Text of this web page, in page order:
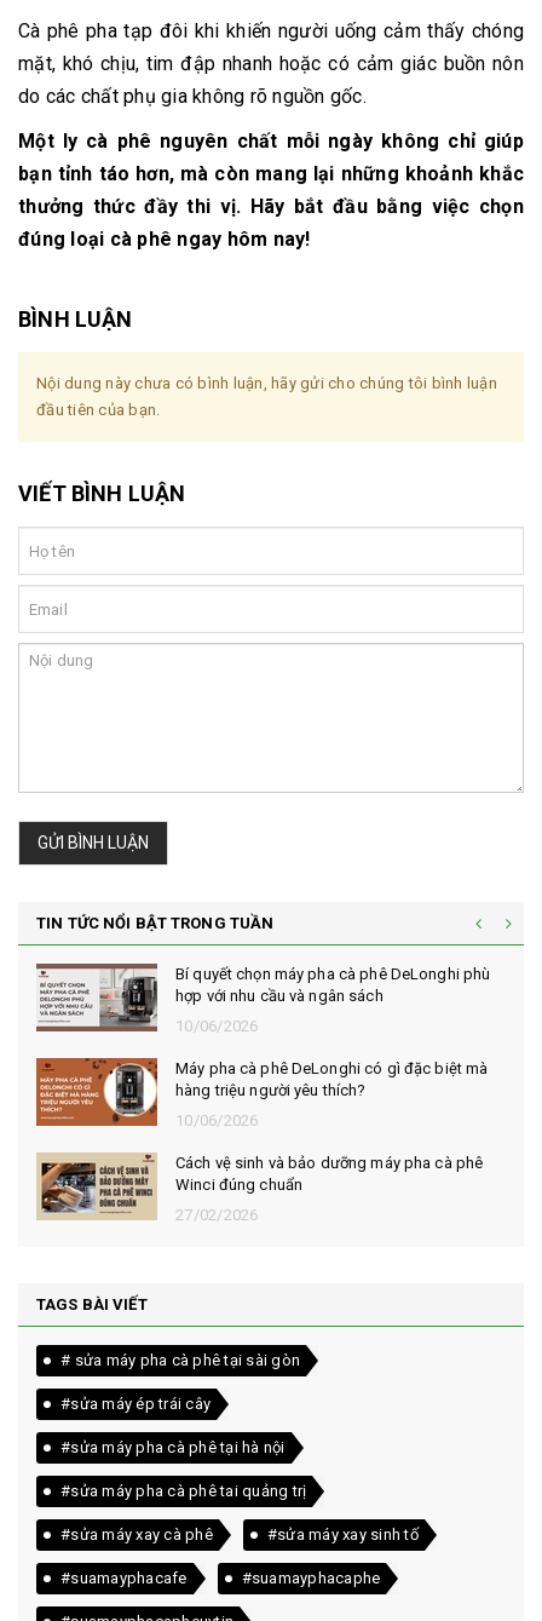
Cà phê pha tạp đôi khi khiến người uống cảm thấy chóng
mặt, khó chịu, tim đập nhanh hoặc có cảm giác buồn nôn
do các chất phụ gia không rõ nguồn gốc.
Một ly cà phê nguyên chất mỗi ngày không chỉ giúp
bạn tỉnh táo hơn, mà còn mang lại những khoảnh khắc
thưởng thức đầy thi vị. Hãy bắt đầu bằng việc chọn
đúng loại cà phê ngay hôm nay!
BÌNH LUẬN
Nội dung này chưa có bình luận, hãy gửi cho chúng tôi bình luận
đầu tiên của bạn.
VIẾT BÌNH LUẬN
GỬI BÌNH LUẬN
TIN TỨC NỔI BẬT TRONG TUẦN
Bí quyết chọn máy pha cà phê DeLonghi phù
hợp với nhu cầu và ngân sách
10/06/2026
Máy pha cà phê DeLonghi có gì đặc biệt mà
hàng triệu người yêu thích?
10/06/2026
Cách vệ sinh và bảo dưỡng máy pha cà phê
Winci đúng chuẩn
27/02/2026
TAGS BÀI VIẾT
# sửa máy pha cà phê tại sài gòn
#sửa máy ép trái cây
#sửa máy pha cà phê tại hà nội
#sửa máy pha cà phê tai quảng trị
#sửa máy xay cà phê #sửa máy xay sinh tố
#suamayphacafe #suamayphacaphe